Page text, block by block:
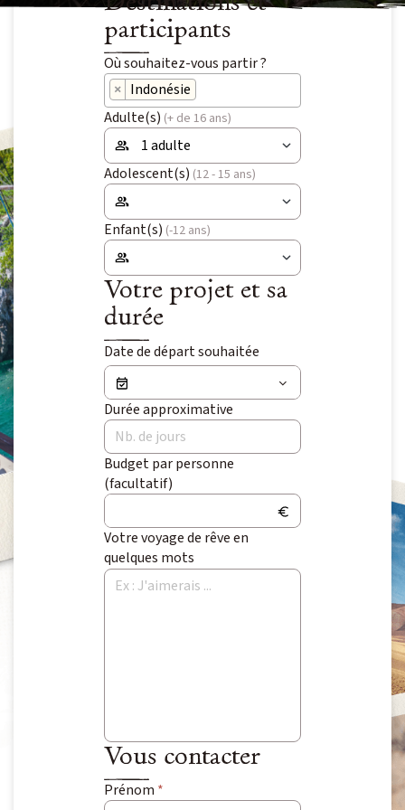
Niveau 4 à 5 / Itinérance
Voyage signature
Voyage d’auteur
Exploration
Peuples du Monde
Fêtes & Festivals
Rencontre et Immersion
Vie sauvage
Voyages du Vivant
Voyage Photo
Photo Peuples du Monde
Photo Paysage & Nature
Photo animalière
Au fil de l'eau
Croisière Aventure
Ski & Pulka
participants
Où souhaitez-vous partir ?
× Indonésie
Adulte(s) (+ de 16 ans)
Adolescent(s) (12 - 15 ans)
Enfant(s) (-12 ans)
Votre projet et sa
durée
Date de départ souhaitée
Durée approximative
Budget par personne
(facultatif)
Votre voyage de rêve en
quelques mots
Vous contacter
Prénom *